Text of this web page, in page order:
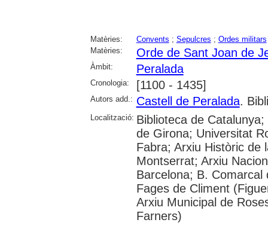
Matèries: Convents ; Sepulcres ; Ordes militars
Matèries:
Orde de Sant Joan de
Àmbit: Peralada
Cronologia: [1100 - 1435]
Autors add.: Castell de Peralada.
Localització: Biblioteca de
de Girona; Universitat
Fabra; Arxiu Històric de
Montserrat; Arxiu
Barcelona; B.
Fages de Climent
Arxiu Municipal de
Farners)